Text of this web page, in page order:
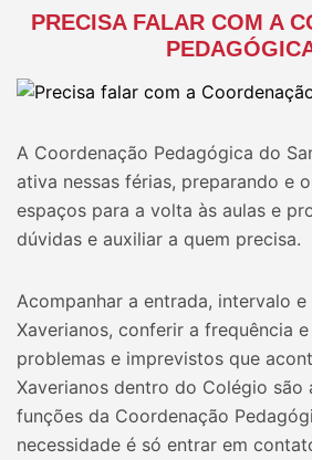
PRECISA FALAR COM A
A Coordenação Pedagógica do
ativa nessas férias, preparando e
espaços para a volta às aulas e
dúvidas e auxiliar a quem precisa.
Acompanhar a entrada, intervalo
Xaverianos, conferir a frequência
problemas e imprevistos que
Xaverianos dentro do Colégio são
funções da Coordenação
necessidade é só entrar em